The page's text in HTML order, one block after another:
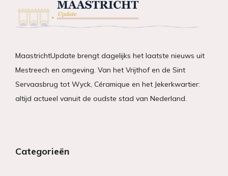
MaastrichtUpdate brengt dagelijks het laatste nieuws uit
Mestreech en omgeving. Van het Vrijthof en de Sint
Servaasbrug tot Wyck, Céramique en het Jekerkwartier:
altijd actueel vanuit de oudste stad van Nederland.
Categorieën